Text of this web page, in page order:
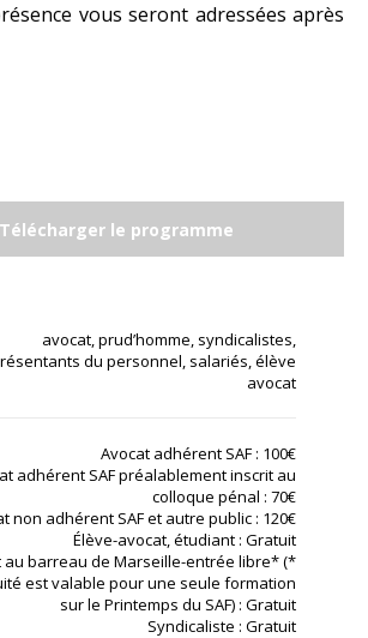
vous seront adressées après
Télécharger le programme
avocat, prud’homme, syndicalistes,
du personnel, salariés, élève
avocat
Avocat adhérent SAF : 100€
adhérent SAF préalablement inscrit au
colloque pénal : 70€
non adhérent SAF et autre public : 120€
Élève-avocat, étudiant : Gratuit
au barreau de Marseille-entrée libre* (*
est valable pour une seule formation
sur le Printemps du SAF) : Gratuit
Syndicaliste : Gratuit